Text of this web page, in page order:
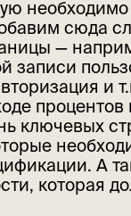
необходимо
сюда
—
записи
и
процентов
ключевых
А
которая